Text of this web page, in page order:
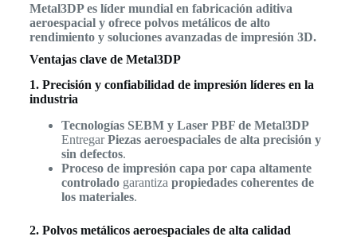
Metal3DP es líder mundial en fabricación aditiva
aeroespacial y ofrece polvos metálicos de alto
rendimiento y soluciones avanzadas de impresión 3D.
Ventajas clave de Metal3DP
1. Precisión y confiabilidad de impresión líderes en la
industria
Tecnologías SEBM y Laser PBF de Metal3DP
EntregarPiezas aeroespaciales de alta precisión y
sin defectos.
Proceso de impresión capa por capa altamente
controladogarantiza propiedades coherentes de
los materiales.
2. Polvos metálicos aeroespaciales de alta calidad